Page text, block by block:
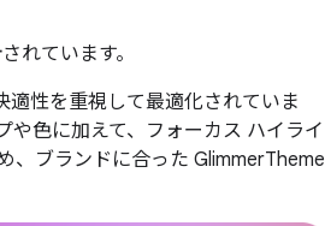
れています。
性を重視して最適化されていま
や色に加えて、フォーカス ハイライ
、ブランドに合った GlimmerTheme